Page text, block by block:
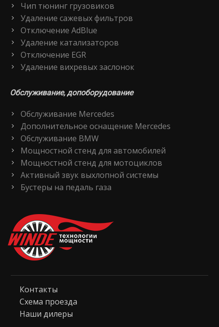
Чип тюнинг грузовиков
Удаление сажевых фильтров
Отключение AdBlue
Удаление катализаторов
Отключение EGR
Удаление вихревых заслонок
Обслуживание, допоборудование
Обслуживание Mercedes
Дополнительное оснащение Mercedes
Обслуживание BMW
Мощностной стенд для автомобилей
Мощностной стенд для мотоциклов
Активный звук выхлопной системы
Бустеры на педаль газа
Контакты
Схема проезда
Наши дилеры